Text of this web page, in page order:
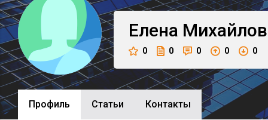
Елена
0 0 0 0 0
Профиль Cтатьи Контакты